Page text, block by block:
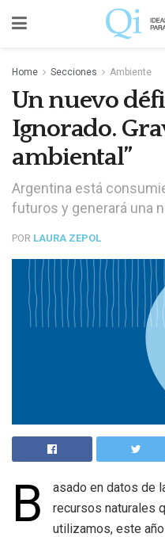
Home Secciones Ambiente
Un nuevo
Ignorado.
ambiental”
Argentina está
futuros y generará una
POR LAURA ZEPOL
B
asado en datos de
recursos naturales
utilizamos, este